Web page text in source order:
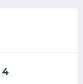
4